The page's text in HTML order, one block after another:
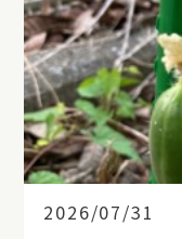
2026/07/31